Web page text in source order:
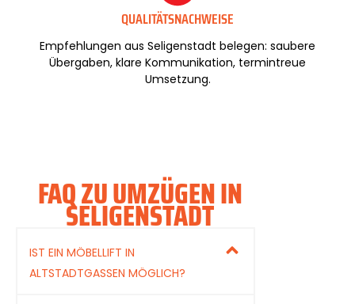
QUALITÄTSNACHWEISE
Empfehlungen aus Seligenstadt belegen: saubere
Übergaben, klare Kommunikation, termintreue
Umsetzung.
FAQ ZU UMZÜGEN IN
SELIGENSTADT
IST EIN MÖBELLIFT IN
ALTSTADTGASSEN MÖGLICH?